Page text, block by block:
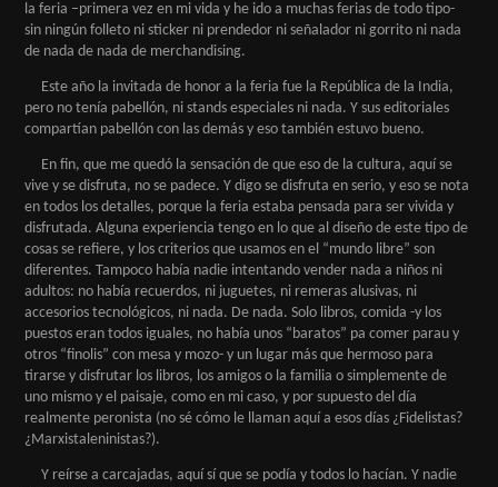
la feria –primera vez en mi vida y he ido a muchas ferias de todo tipo-
sin ningún folleto ni sticker ni prendedor ni señalador ni gorrito ni nada
de nada de nada de merchandising.
Este año la invitada de honor a la feria fue la República de la India,
pero no tenía pabellón, ni stands especiales ni nada. Y sus editoriales
compartían pabellón con las demás y eso también estuvo bueno.
En fin, que me quedó la sensación de que eso de la cultura, aquí se
vive y se disfruta, no se padece. Y digo se disfruta en serio, y eso se nota
en todos los detalles, porque la feria estaba pensada para ser vivida y
disfrutada. Alguna experiencia tengo en lo que al diseño de este tipo de
cosas se refiere, y los criterios que usamos en el “mundo libre” son
diferentes. Tampoco había nadie intentando vender nada a niños ni
adultos: no había recuerdos, ni juguetes, ni remeras alusivas, ni
accesorios tecnológicos, ni nada. De nada. Solo libros, comida -y los
puestos eran todos iguales, no había unos “baratos” pa comer parau y
otros “finolis” con mesa y mozo- y un lugar más que hermoso para
tirarse y disfrutar los libros, los amigos o la familia o simplemente de
uno mismo y el paisaje, como en mi caso, y por supuesto del día
realmente peronista (no sé cómo le llaman aquí a esos días ¿Fidelistas?
¿Marxistaleninistas?).
Y reírse a carcajadas, aquí sí que se podía y todos lo hacían. Y nadie